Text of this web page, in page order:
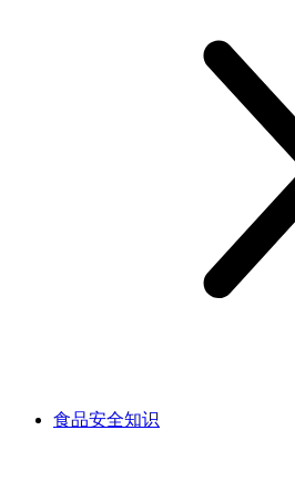
食品安全知识